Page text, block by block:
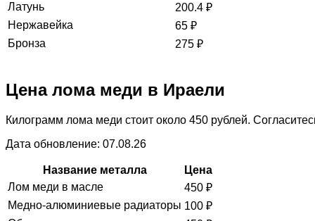
Латунь
200.4 ₽
Нержавейка
65 ₽
Бронза
275 ₽
Цена лома меди в Ираели
Килограмм лома меди стоит около 450 рублей.
Дата обновление: 07.08.26
Название металла
Цена
Лом меди в масле
450 ₽
Медно-алюминиевые радиаторы 100 ₽